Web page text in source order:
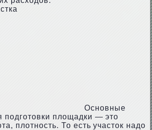
Основные
подготовки площадки — это
плотность. То есть участок надо